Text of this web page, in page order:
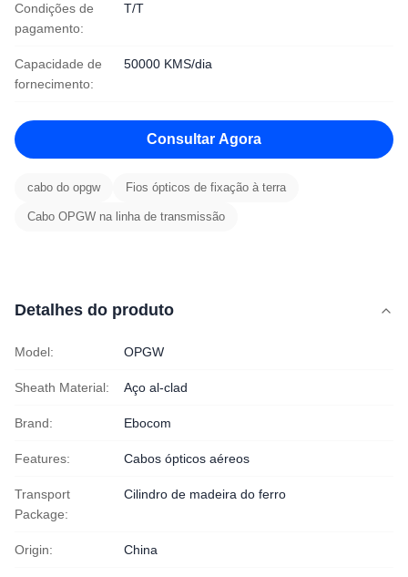
Condições de
pagamento:
T/T
Capacidade de
fornecimento:
50000 KMS/dia
Consultar Agora
cabo do opgw Fios ópticos de fixação à terra
Cabo OPGW na linha de transmissão
Detalhes do produto
Model: OPGW
Sheath Material: Aço al-clad
Brand: Ebocom
Features: Cabos ópticos aéreos
Transport
Package:
Cilindro de madeira do ferro
Origin: China